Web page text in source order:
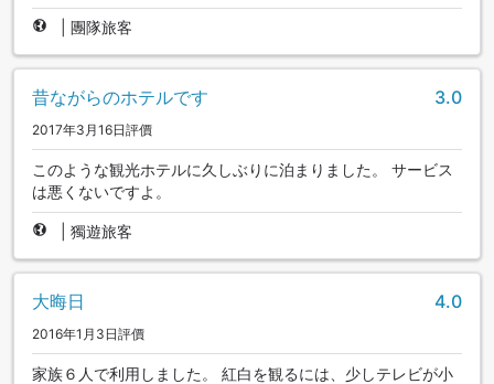
團隊旅客
昔ながらのホテルです 3.0
2017年3月16日評價
このような観光ホテルに久しぶりに泊まりました。 サービス
は悪くないですよ。
獨遊旅客
大晦日 4.0
2016年1月3日評價
家族６人で利用しました。 紅白を観るには、少しテレビが小